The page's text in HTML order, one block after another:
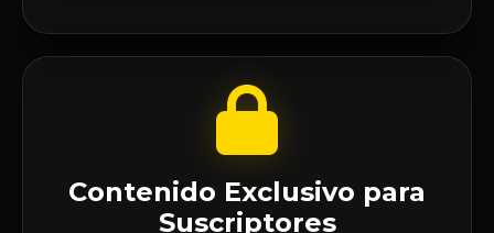
Contenido Exclusivo para
Suscriptores